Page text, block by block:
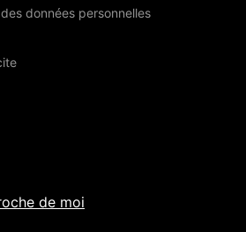
données personnelles
de moi